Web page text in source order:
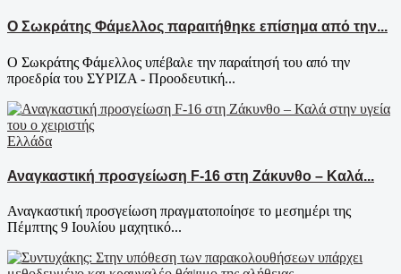
Ο Σωκράτης Φάμελλος παραιτήθηκε επίσημα από την...
Ο Σωκράτης Φάμελλος υπέβαλε την παραίτησή του από την
προεδρία του ΣΥΡΙΖΑ - Προοδευτική...
Ελλάδα
Αναγκαστική προσγείωση F-16 στη Ζάκυνθο – Καλά...
Αναγκαστική προσγείωση πραγματοποίησε το μεσημέρι της
Πέμπτης 9 Ιουλίου μαχητικό...